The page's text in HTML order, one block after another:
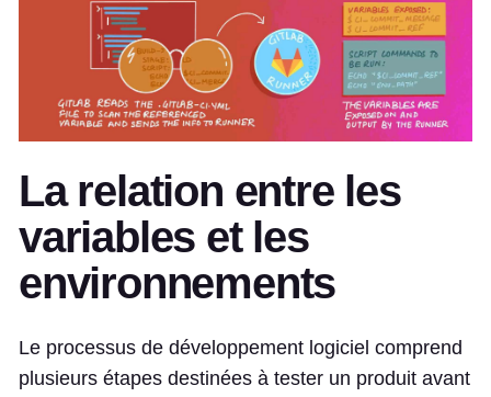
La relation entre les
variables et les
environnements
Le processus de développement logiciel comprend
plusieurs étapes destinées à tester un produit avant